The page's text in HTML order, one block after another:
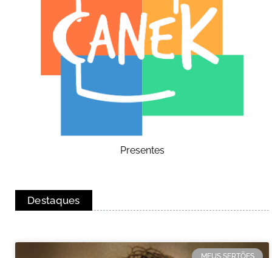
Presentes
Destaques